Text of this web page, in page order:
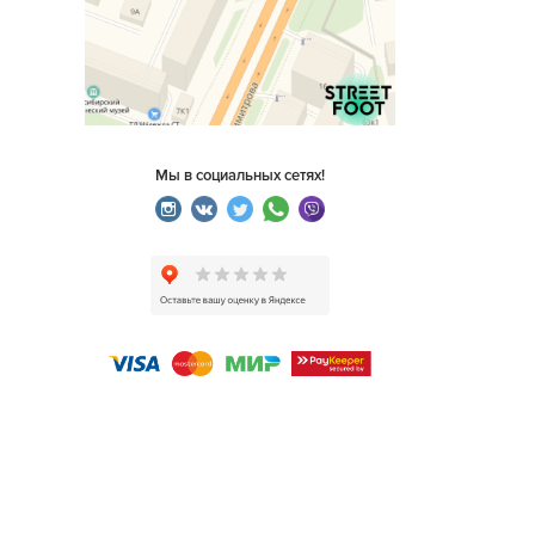
Мы в социальных сетях!